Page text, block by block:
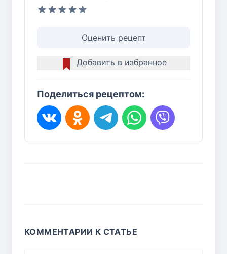
Оценить рецепт
Добавить в избранное
Поделиться рецептом:
КОММЕНТАРИИ К СТАТЬЕ